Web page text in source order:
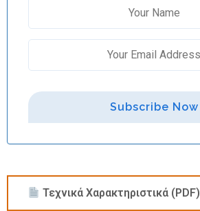
Subscribe Now
Τεχνικά Χαρακτηριστικά (PDF)